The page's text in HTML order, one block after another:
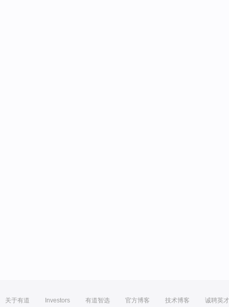
关于有道 Investors 有道智选 官方博客 技术博客 诚聘英才